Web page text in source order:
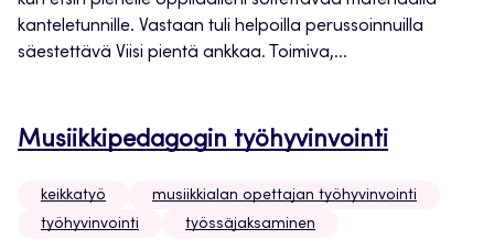
kanteletunnille. Vastaan tuli helpoilla perussoinnuilla
säestettävä Viisi pientä ankkaa. Toimiva,...
Musiikkipedagogin työhyvinvointi
keikkatyö
musiikkialan opettajan työhyvinvointi
työhyvinvointi
työssäjaksaminen